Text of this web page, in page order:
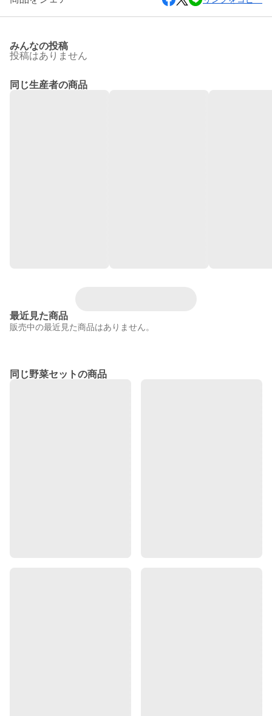
みんなの投稿
投稿はありません
同じ生産者の商品
最近見た商品
販売中の最近見た商品はありません。
同じ野菜セットの商品